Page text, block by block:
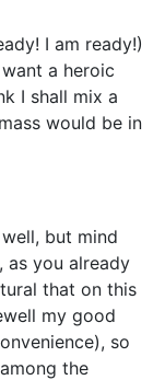
I am ready!)
a heroic
I shall mix a
would be in
but mind
as you already
that on this
my good
so
the